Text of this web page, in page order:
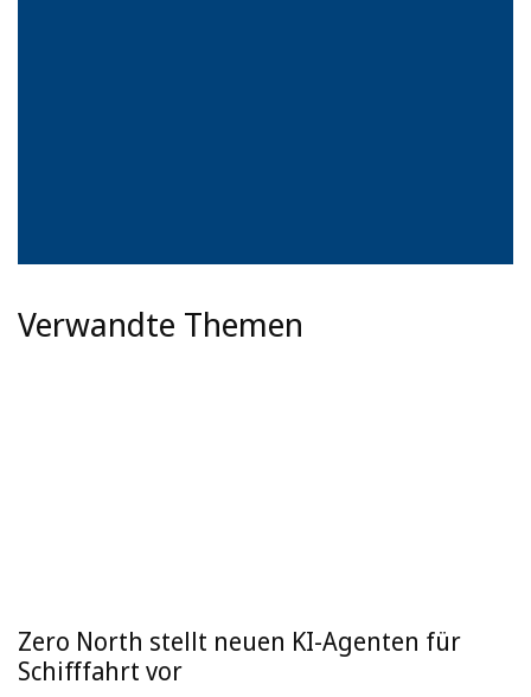
Verwandte Themen
Zero North stellt neuen KI-Agenten für
Schifffahrt vor